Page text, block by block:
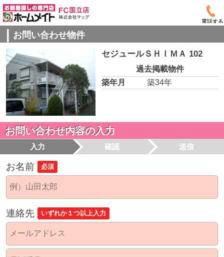
電話する
お問い合わせ物件
セジュールＳＨＩＭＡ 102
過去掲載物件
築年月
築34年
お問い合わせ内容の入力
入力 確認 送信
お名前 必須
連絡先 いずれか１つ以上入力